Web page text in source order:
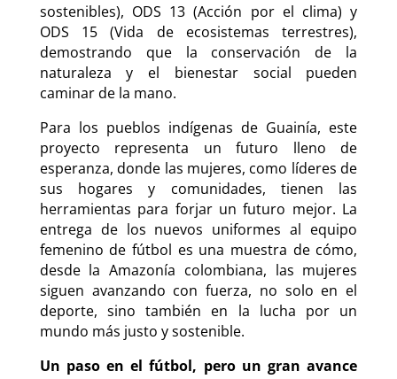
sostenibles), ODS 13 (Acción por el clima) y
ODS 15 (Vida de ecosistemas terrestres),
demostrando que la conservación de la
naturaleza y el bienestar social pueden
caminar de la mano.
Para los pueblos indígenas de Guainía, este
proyecto representa un futuro lleno de
esperanza, donde las mujeres, como líderes de
sus hogares y comunidades, tienen las
herramientas para forjar un futuro mejor. La
entrega de los nuevos uniformes al equipo
femenino de fútbol es una muestra de cómo,
desde la Amazonía colombiana, las mujeres
siguen avanzando con fuerza, no solo en el
deporte, sino también en la lucha por un
mundo más justo y sostenible.
Un paso en el fútbol, pero un gran avance